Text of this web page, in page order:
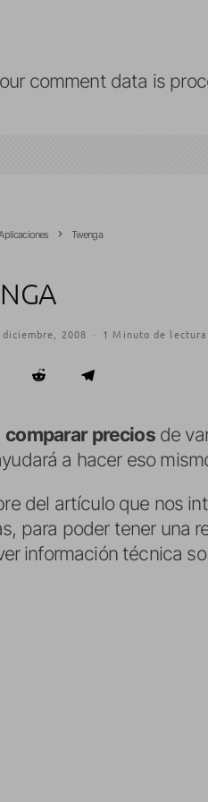
comment data is
Twenga
diciembre, 2008 · 1 Minuto de lectura
comparar preciosde
a hacer eso
del artículo que nos
para poder tener una
información técnica